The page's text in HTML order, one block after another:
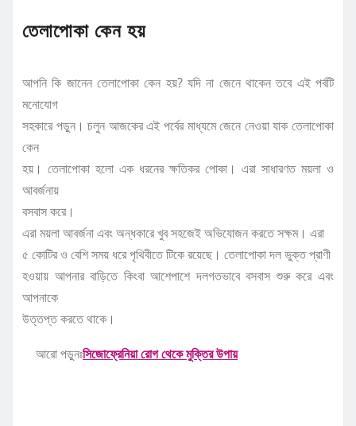
তেলাপোকা কেন হয়
আপনি কি জানেন তেলাপোকা কেন হয়? যদি না জেনে থাকেন তবে এই পর্বটি
মনোযোগ
সহকারে পড়ুন। চলুন আজকের এই পর্বের মাধ্যমে জেনে নেওয়া যাক তেলাপোকা
কেন
হয়। তেলাপোকা হলো এক ধরনের ক্ষতিকর পোকা। এরা সাধারণত ময়লা ও
আবর্জনায়
বসবাস করে।
এরা ময়লা আবর্জনা এবং অন্ধকারে খুব সহজেই অভিযোজন করতে সক্ষম। এরা
৫ কোটির ও বেশি সময় ধরে পৃথিবীতে টিকে রয়েছে। তেলাপোকা দল ভুক্ত প্রাণী
হওয়ায় আপনার বাড়িতে কিংবা আশেপাশে দলগতভাবে বসবাস শুরু করে এবং
আপনাকে
উত্তপ্ত করতে থাকে।
আরো পড়ুনঃসিজোফ্রেনিয়া রোগ থেকে মুক্তির উপায়